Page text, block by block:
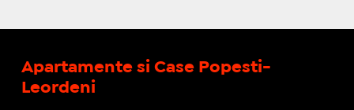
Apartamente si Case Popesti-
Leordeni